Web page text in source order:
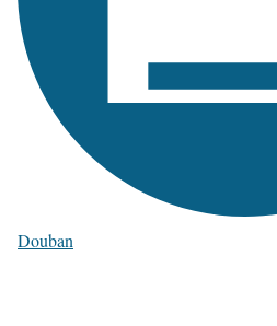
Douban